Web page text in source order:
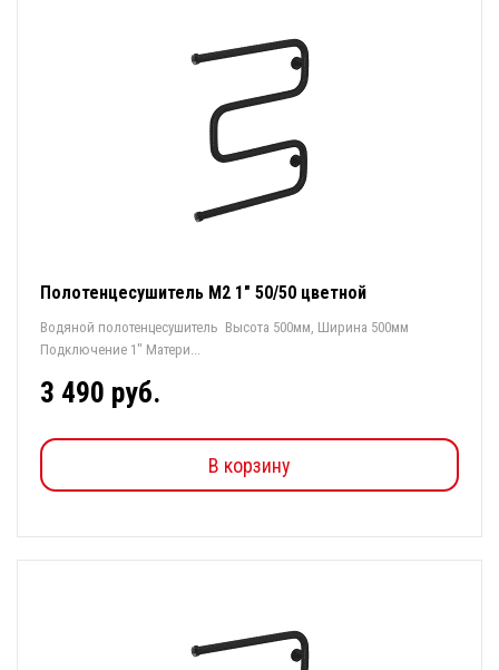
Полотенцесушитель М2 1" 50/50 цветной
Водяной полотенцесушитель Высота 500мм, Ширина 500мм
Подключение 1" Матери...
3 490 руб.
В корзину